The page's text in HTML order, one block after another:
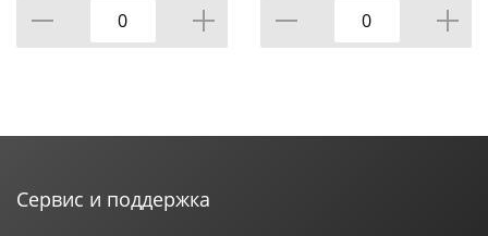
Сервис и поддержка